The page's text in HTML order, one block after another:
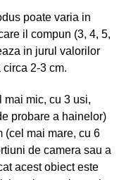
poate varia in
il compun (3, 4, 5,
in jurul valorilor
2-3 cm.
mai mic, cu 3 usi,
probare a hainelor)
(cel mai mare, cu 6
de camera sau a
acest obiect este